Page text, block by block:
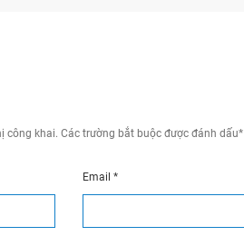
công khai. Các trường bắt buộc được đánh dấu*
Email *